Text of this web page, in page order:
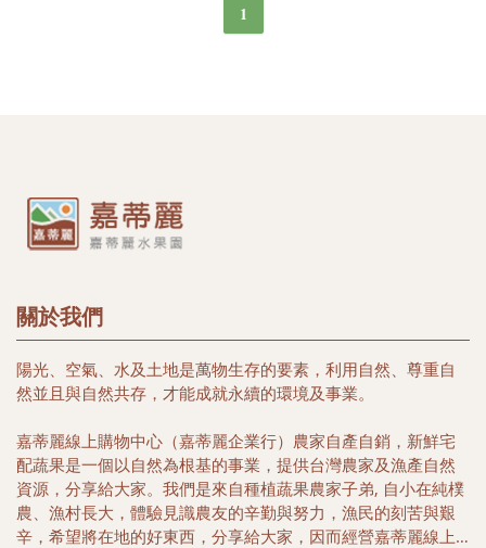
1
關於我們
陽光、空氣、水及土地是萬物生存的要素，利用自然、尊重自
然並且與自然共存，才能成就永續的環境及事業。
嘉蒂麗線上購物中心（嘉蒂麗企業行）農家自產自銷，新鮮宅
配蔬果是一個以自然為根基的事業，提供台灣農家及漁產自然
資源，分享給大家。我們是來自種植蔬果農家子弟, 自小在純樸
農、漁村長大，體驗見識農友的辛勤與努力，漁民的刻苦與艱
辛，希望將在地的好東西，分享給大家，因而經營嘉蒂麗線上